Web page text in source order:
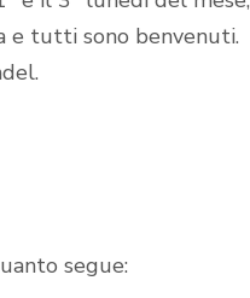
e tutti sono benvenuti.
segue: